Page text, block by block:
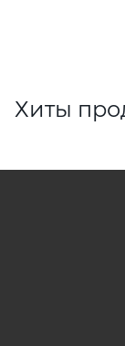
Хиты